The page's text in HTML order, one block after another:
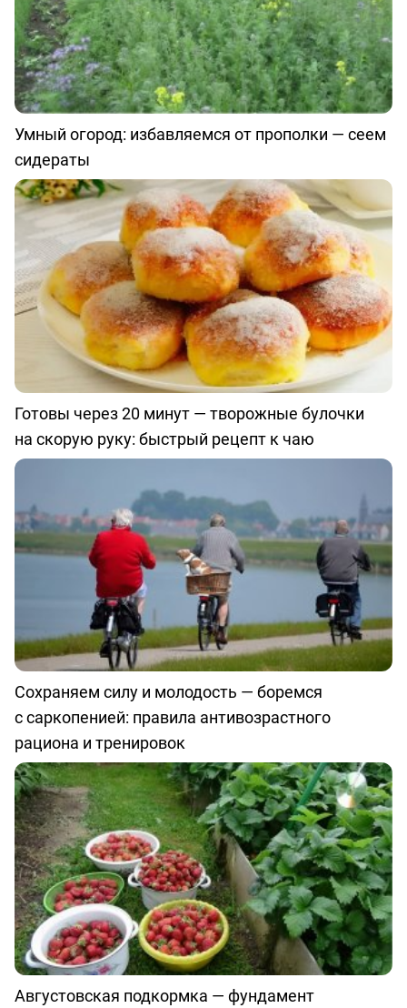
Умный огород: избавляемся от прополки — сеем
сидераты
Готовы через 20 минут — творожные булочки
на скорую руку: быстрый рецепт к чаю
Сохраняем силу и молодость — боремся
с саркопенией: правила антивозрастного
рациона и тренировок
Августовская подкормка — фундамент